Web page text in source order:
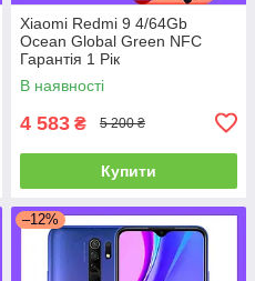
Xiaomi Redmi 9 4/64Gb
Ocean Global Green NFC
Гарантія 1 Рік
В наявності
4 583 ₴ 5 200 ₴
Купити
–12%